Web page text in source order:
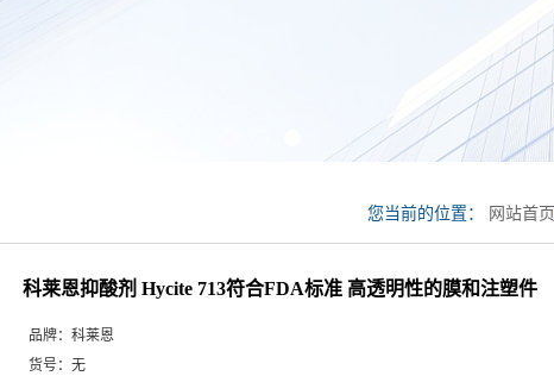
您当前的位置： 网站首页
科莱恩抑酸剂 Hycite 713符合FDA标准 高透明性的膜和注塑件
品牌： 科莱恩
货号： 无